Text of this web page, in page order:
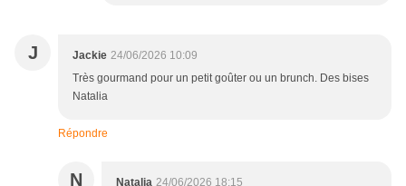
J Jackie 24/06/2026 10:09
Très gourmand pour un petit goûter ou un brunch. Des bises
Natalia
Répondre
N Natalia 24/06/2026 18:15